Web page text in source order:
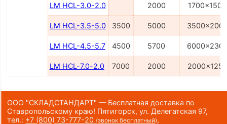
LM HCL-3.0-2.0 2000 1700x1500
LM HCL-3.5-5.0 3500 5000
LM HCL-4.5-5.7 4500 5700
LM HCL-7.0-2.0 7000 2000 2000x1250
ООО "СКЛАДСТАНДАРТ" — Бесплатная доставка по
Ставропольскому краю! Пятигорск, ул. Делегатская 97,
тел.: +7 (800) 73-777-20 (звонок бесплатный),